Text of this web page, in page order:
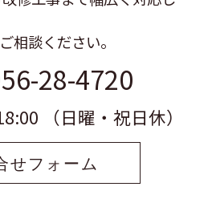
相談ください。
28-4720
（日曜・祝日休）
せフォーム